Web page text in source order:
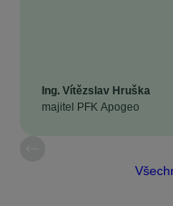
Ing. Vítězslav Hruška
majitel PFK Apogeo